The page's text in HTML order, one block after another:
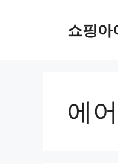
쇼핑아
에